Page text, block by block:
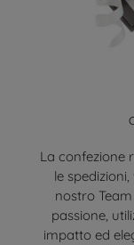
La confezione
le
nostro
passione,
impatto ed